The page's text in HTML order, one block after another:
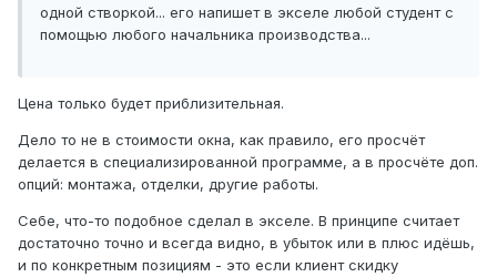
одной створкой... его напишет в экселе любой студент с
помощью любого начальника производства...
Цена только будет приблизительная.
Дело то не в стоимости окна, как правило, его просчёт
делается в специализированной программе, а в просчёте доп.
опций: монтажа, отделки, другие работы.
Себе, что-то подобное сделал в экселе. В принципе считает
достаточно точно и всегда видно, в убыток или в плюс идёшь,
и по конкретным позициям - это если клиент скидку